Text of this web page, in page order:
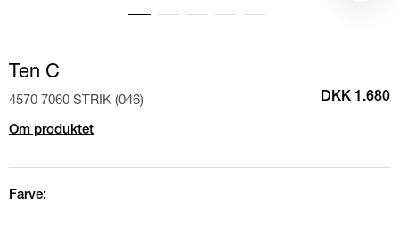
Ten C
4570 7060 STRIK (046) DKK 1.680
Om produktet
Farve: